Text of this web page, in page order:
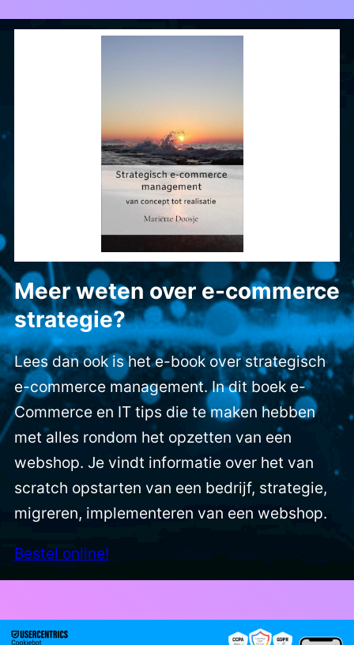
Meer weten over e-commerce
strategie?
Lees dan ook is het e-book over strategisch
e-commerce management. In dit boek e-
Commerce en IT tips die te maken hebben
met alles rondom het opzetten van een
webshop. Je vindt informatie over het van
scratch opstarten van een bedrijf, strategie,
migreren, implementeren van een webshop.
Bestel online!